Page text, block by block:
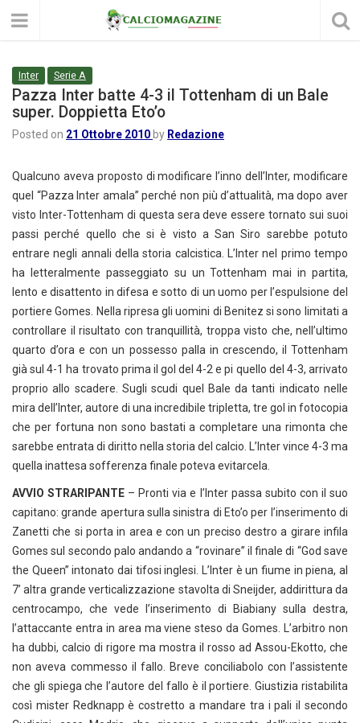
Inter Serie A
Pazza Inter batte 4-3 il Tottenham di un Bale
super. Doppietta Eto’o
Posted on 21 Ottobre 2010 by Redazione
Qualcuno aveva proposto di modificare l’inno dell’Inter, modificare
quel “Pazza Inter amala” perché non più d’attualità, ma dopo aver
visto Inter-Tottenham di questa sera deve essere tornato sui suoi
passi perché quello che si è visto a San Siro sarebbe potuto
entrare negli annali della storia calcistica. L’Inter nel primo tempo
ha letteralmente passeggiato su un Tottenham mai in partita,
lento e disattento in difesa e sotto di un uomo per l’espulsione del
portiere Gomes. Nella ripresa gli uomini di Benitez si sono limitati a
controllare il risultato con tranquillità, troppa visto che, nell’ultimo
quarto d’ora e con un possesso palla in crescendo, il Tottenham
già sul 4-1 ha trovato prima il gol del 4-2 e pi quello del 4-3, arrivato
proprio allo scadere. Sugli scudi quel Bale da tanti indicato nelle
mira dell’Inter, autore di una incredibile tripletta, tre gol in fotocopia
che per fortuna non sono bastati a completare una rimonta che
sarebbe entrata di diritto nella storia del calcio. L’Inter vince 4-3 ma
quella inattesa sofferenza finale poteva evitarcela.
AVVIO STRARIPANTE – Pronti via e l’Inter passa subito con il suo
capitano: grande apertura sulla sinistra di Eto’o per l’inserimento di
Zanetti che si porta in area e con un preciso destro a girare infila
Gomes sul secondo palo andando a “rovinare” il finale di “God save
the Queen” intonato dai tifosi inglesi. L’Inter è un fiume in piena, al
7’ altra grande verticalizzazione stavolta di Sneijder, addirittura da
centrocampo, che vede l’inserimento di Biabiany sulla destra,
l’attaccante entra in area ma viene steso da Gomes. L’arbitro non
ha dubbi, calcio di rigore ma mostra il rosso ad Assou-Ekotto, che
non aveva commesso il fallo. Breve conciliabolo con l’assistente
che gli spiega che l’autore del fallo è il portiere. Giustizia ristabilita
così mister Redknapp è costretto a mandare tra i pali il secondo